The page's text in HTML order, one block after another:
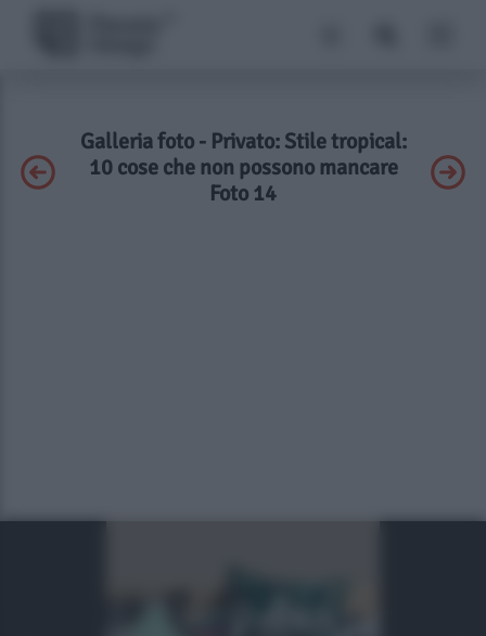
Galleria foto - Privato: Stile tropical:
10 cose che non possono mancare
Foto 14